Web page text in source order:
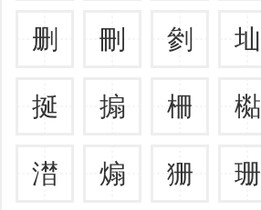
删 刪 剼 圸
挻 搧 柵 檆
澘 煽 狦 珊